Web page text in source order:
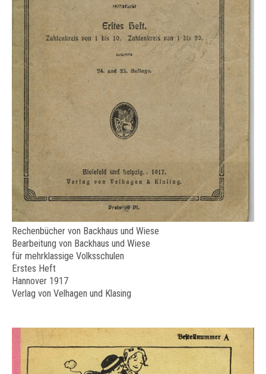
Rechenbücher von Backhaus und Wiese
Bearbeitung von Backhaus und Wiese
für mehrklassige Volksschulen
Erstes Heft
Hannover 1917
Verlag von Velhagen und Klasing